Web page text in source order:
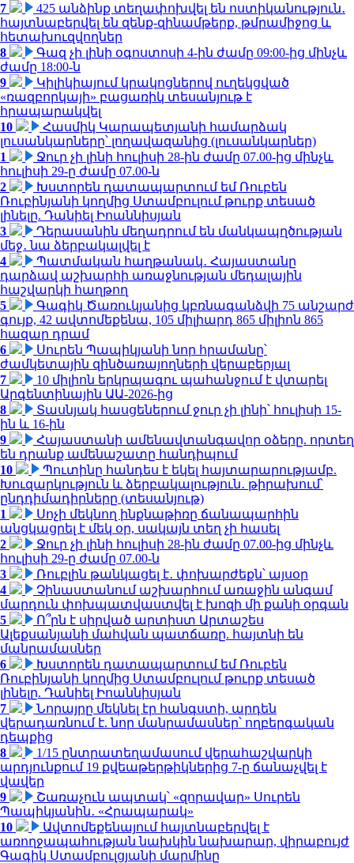
7
425 անձինք տեղափոխվել են ոստիկանություն․
հայտնաբերվել են զենք-զինամթերք, թմրամիջոց և
հետախուզվողներ
8
Գազ չի լինի օգոստոսի 4-ին ժամը 09:00-ից մինչև
ժամը 18:00-ն
9
Կիլիկիայում կրակոցներով ուղեկցված
«ռազբորկայի» բացառիկ տեսանյութ է
հրապարակվել
10
Հասմիկ Կարապետյանի համարձակ
լուսանկարները՝ լողավազանից (լուսանկարներ)
1
Ջուր չի լինի հուլիսի 28-ին ժամը 07.00-ից մինչև
հուլիսի 29-ը ժամը 07.00-ն
2
Խստորեն դատապարտում եմ Ռուբեն
Ռուբինյանի կողմից Ստամբուլում թուրք տեսած
լինելը. Դանիել Իոաննիսյան
3
Դերասանին մեղադրում են մանկապղծության
մեջ․ նա ձերբակալվել է
4
Պատմական հաղթանակ․ Հայաստանը
դարձավ աշխարհի առաջնության մեդալային
հաշվարկի հաղթող
5
Գագիկ Ծառուկյանից կբռնագանձվի 75 անշարժ
գույք, 42 ավտոմեքենա, 105 միլիարդ 865 միլիոն 865
հազար դրամ
6
Սուրեն Պապիկյանի նոր հրամանը՝
ժամկետային զինծառայողների վերաբերյալ
7
10 միլիոն երկրպագու պահանջում է վտարել
Արգենտինային ԱԱ-2026-ից
8
Տասնյակ հասցեներում ջուր չի լինի՝ հուլիսի 15-
ին և 16-ին
9
Հայաստանի ամենավտանգավոր օձերը. որտեղ
են դրանք ամենաշատը հանդիպում
10
Պուտինը հանդես է եկել հայտարարությամբ.
Խուզարկություն և ձերբակալություն․ թիրախում՝
ընդդիմադիրները (տեսանյութ)
1
Սոչի մեկնող ինքնաթիռը ճանապարհին
անցկացրել է մեկ օր, սակայն տեղ չի հասել
2
Ջուր չի լինի հուլիսի 28-ին ժամը 07.00-ից մինչև
հուլիսի 29-ը ժամը 07.00-ն
3
Ռուբլին թանկացել է․ փոխարժեքն՝ այսօր
4
Չինաստանում աշխարհում առաջին անգամ
մարդուն փոխպատվաստվել է խոզի մի քանի օրգան
5
Ո՞րն է սիրված արտիստ Արտաշես
Ալեքսանյանի մահվան պատճառը. հայտնի են
մանրամասներ
6
Խստորեն դատապարտում եմ Ռուբեն
Ռուբինյանի կողմից Ստամբուլում թուրք տեսած
լինելը. Դանիել Իոաննիսյան
7
Նորայրը մեկնել էր հանգստի, արդեն
վերադառնում է. նոր մանրամասներ՝ ողբերգական
դեպքից
8
1/15 ընտրատեղամասում վերահաշվարկի
արդյունքում 19 քվեաթերթիկներից 7-ը ճանաչվել է
վավեր
9
Շառաչուն ապտակ՝ «զորավար» Սուրեն
Պապիկյանին․ «Հրապարակ»
10
Ավտոմեքենայում հայտնաբերվել է
առողջապահության նախկին նախարար, վիրաբույժ
Գագիկ Ստամբուլցյանի մարմինը